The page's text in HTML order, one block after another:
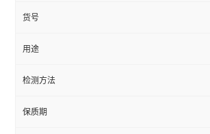
货号
用途
检测方法
保质期